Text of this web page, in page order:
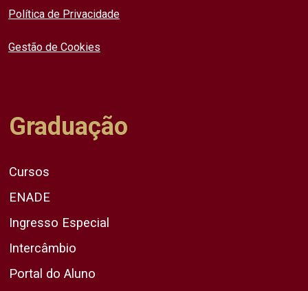
Política de Privacidade
Gestão de Cookies
Graduação
Cursos
ENADE
Ingresso Especial
Intercâmbio
Portal do Aluno